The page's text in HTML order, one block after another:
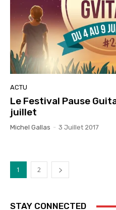
ACTU
Le Festival Pause
juillet
Michel Gallas - 3 Juillet 2017
1 2
STAY CONNECTED